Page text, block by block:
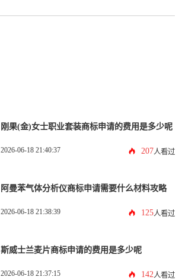
刚果(金)女士职业套装商标申请的费用是多少呢
2026-06-18 21:40:37 207人看过
阿曼苯气体分析仪商标申请需要什么材料攻略
2026-06-18 21:38:39 125人看过
斯威士兰麦片商标申请的费用是多少呢
2026-06-18 21:37:15 142 人看过